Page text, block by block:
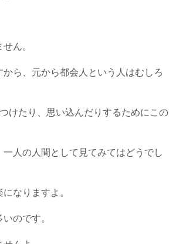
ん。
ら、元から都会人という人はむしろ
けたり、思い込んだりするためにこの
人の人間として見てみてはどうでし
なりますよ。
のです。